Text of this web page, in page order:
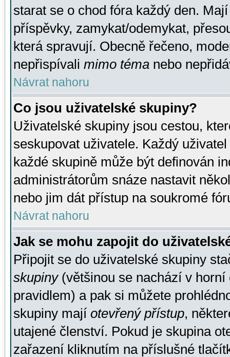
starat se o chod fóra každý den.
příspěvky, zamykat/odemykat,
která spravují. Obecně řečeno,
nepřispívali mimo téma nebo
Návrat nahoru
Co jsou uživatelské skupiny?
Uživatelské skupiny jsou cestou,
seskupovat uživatele. Každý
každé skupině může být definován
administrátorům snáze nastavit
nebo jim dát přístup na soukromé
Návrat nahoru
Jak se mohu zapojit do
Připojit se do uživatelské skupiny
skupiny(většinou se nachází v horní
pravidlem) a pak si můžete
skupiny mají otevřený přístup,
utajené členství. Pokud je skupina
zařazení kliknutím na příslušné